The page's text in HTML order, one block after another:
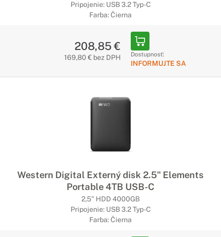
Pripojenie: USB 3.2 Typ-C
Farba: Čierna
208,85 €
169,80 € bez DPH Dostupnosť:
INFORMUJTE SA
Western Digital Externý disk 2.5" Elements
Portable 4TB USB-C
2,5" HDD 4000GB
Pripojenie: USB 3.2 Typ-C
Farba: Čierna